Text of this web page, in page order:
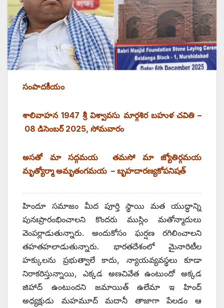
సంపాదకీయం
శాలివాహన 1947 శ్రీ విశ్వావసు మార్గశిర బహుళ చవితి –
08 డిసెంబర్‌ 2025, సోమవారం
అసతో మా సద్గమయ తమసో మా జ్యోతిర్గమయ
మృత్యోర్మా అమృతంగమయ – బృహదారణ్యకోపనిషత్‌
హిందూ సమాజం మీద పూర్తి స్థాయి మత యుద్ధాన్ని
పునఃప్రారంభించాలని కొందరు ముస్లిం మతోన్మాదులు
వెంపర్లాడుతున్నారు. అందుకోసం ఘర్షణ రగిలించాలని
తహతహలాడుతున్నారు. భారతదేశంలో మైనారిటీల
హక్కులను ప్రభుత్వాలే కాదు, న్యాయవ్యవస్థలు కూడా
నిరాకరిస్తున్నాయి, ఎక్కడ అణచివేత ఉంటుందో అక్కడ
జిహాద్‌ ఉంటుందని జమాయిత్‌ ఉలేమా ఇ హింద్‌
అధ్యక్షుడు మహమూద్‌ మదానీ తాజాగా పేలడం ఆ